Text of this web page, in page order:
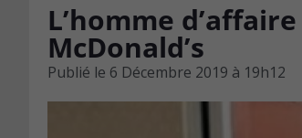
L’homme
McDonald’s
Publié le 6 Décembre 2019 à 19h12